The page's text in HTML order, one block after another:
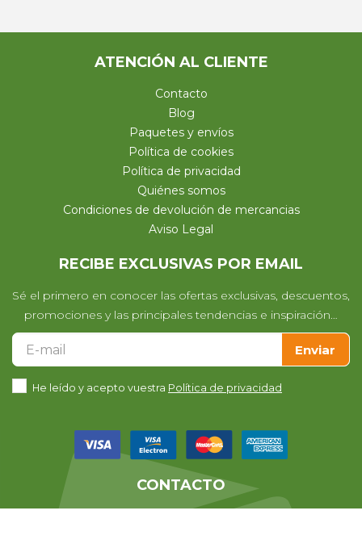
ATENCIÓN AL CLIENTE
Contacto
Blog
Paquetes y envíos
Política de cookies
Política de privacidad
Quiénes somos
Condiciones de devolución de mercancias
Aviso Legal
RECIBE EXCLUSIVAS POR EMAIL
Sé el primero en conocer las ofertas exclusivas, descuentos,
promociones y las principales tendencias e inspiración…
Enviar
He leído y acepto vuestra Política de privacidad
CONTACTO